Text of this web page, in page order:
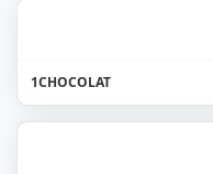
1CHOCOLAT